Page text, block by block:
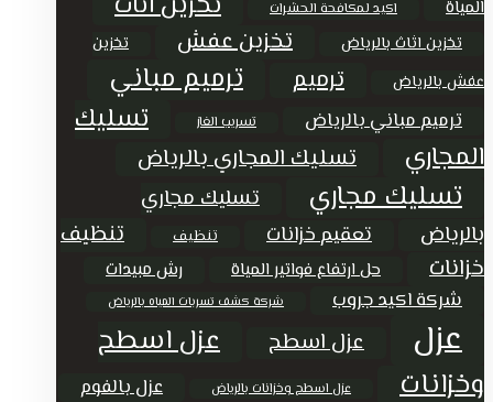
المياة
اكيد لمكافحة الحشرات
تخزين اثاث بالرياض تخزين عفش
تخزين
عفش بالرياض
ترميم ترميم مباني
ترميم مباني بالرياض تسريب الغاز
تسليك
المجاري
تسليك المجاري بالرياض
تسليك مجاري
تسليك مجاري
بالرياض
تعقيم خزانات تنظيف
تنظيف
خزانات
حل ارتفاع فواتير المياة رش مبيدات
شركة اكيد جروب شركة كشف تسربات المياه بالرياض
عزل عزل اسطح
عزل اسطح
وخزانات
عزل اسطح وخزانات بالرياض عزل بالفوم